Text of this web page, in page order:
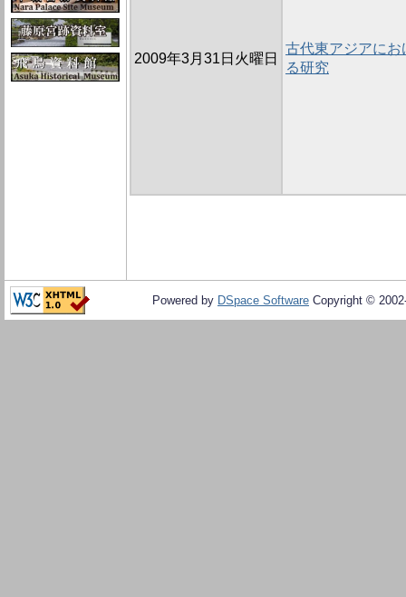
2009年3月31日火曜日
古代東アジアに
る研究
Powered by DSpace Software Copyright ©